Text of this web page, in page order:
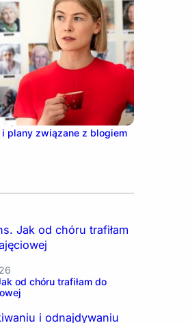
2021
plany związane z blogiem
od chóru trafiłam do